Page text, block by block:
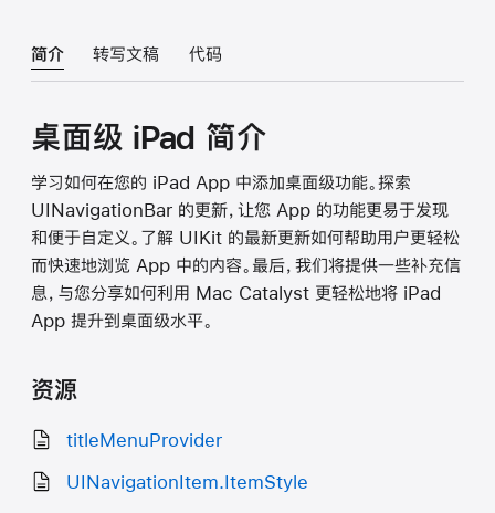
简介 转写文稿 代码
桌面级 iPad 简介
学习如何在您的 iPad App 中添加桌面级功能。探索
UINavigationBar 的更新，让您 App 的功能更易于发现
和便于自定义。了解 UIKit 的最新更新如何帮助用户更轻松
而快速地浏览 App 中的内容。最后，我们将提供一些补充信
息，与您分享如何利用 Mac Catalyst 更轻松地将 iPad
App 提升到桌面级水平。
资源
titleMenuProvider
UINavigationItem.ItemStyle